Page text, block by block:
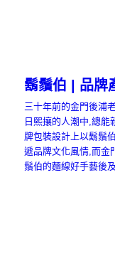
鬍鬚伯 | 品牌
三十年前的金門後浦
日熙攘的人潮中,總能
牌包裝設計上以鬍鬚
遞品牌文化風情,而金
鬚伯的麵線好手藝後